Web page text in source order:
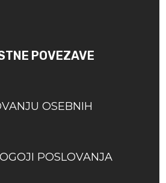
POVEZAVE
OSEBNIH
POSLOVANJA